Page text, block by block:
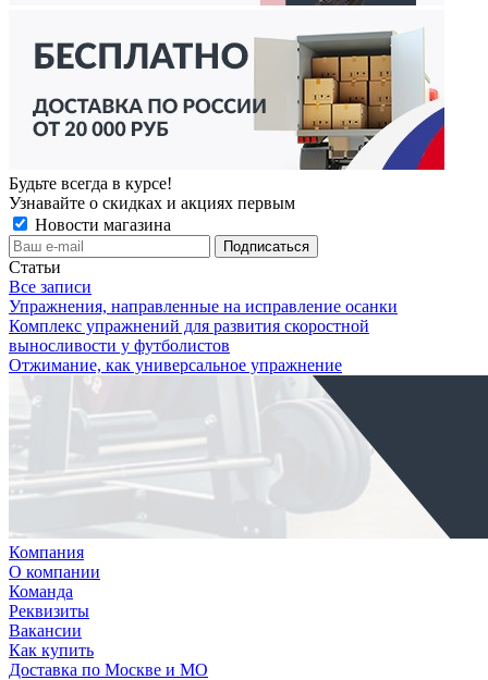
Будьте всегда в курсе!
Узнавайте о скидках и акциях первым
Новости магазина
Статьи
Все записи
Упражнения, направленные на исправление осанки
Комплекс упражнений для развития скоростной
выносливости у футболистов
Отжимание, как универсальное упражнение
Компания
О компании
Команда
Реквизиты
Вакансии
Как купить
Доставка по Москве и МО